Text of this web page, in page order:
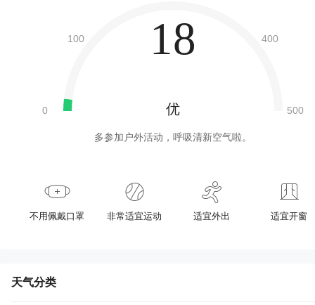
18
优
多参加户外活动，呼吸清新空气啦。
不用佩戴口罩 非常适宜运动 适宜外出 适宜开窗
天气分类